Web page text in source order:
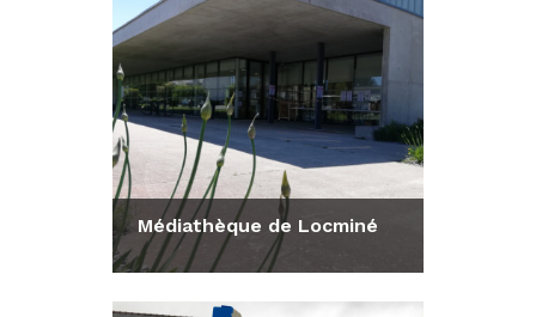
Médiathèque de Locminé
Consulter la fiche